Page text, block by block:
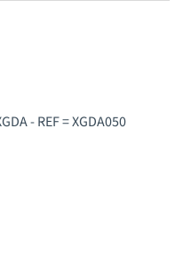
- REF = XGDA050